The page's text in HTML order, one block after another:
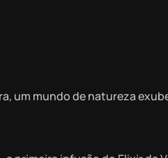
um mundo de natureza